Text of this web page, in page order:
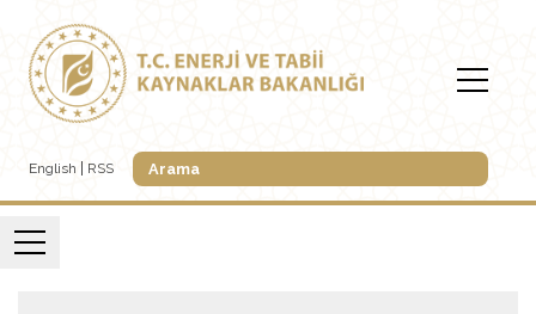
English RSS